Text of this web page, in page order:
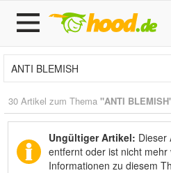
30 Artikel zum Thema "ANTI
Ungültiger Artikel: Dieser
entfernt oder ist nicht mehr
Informationen zu diesem